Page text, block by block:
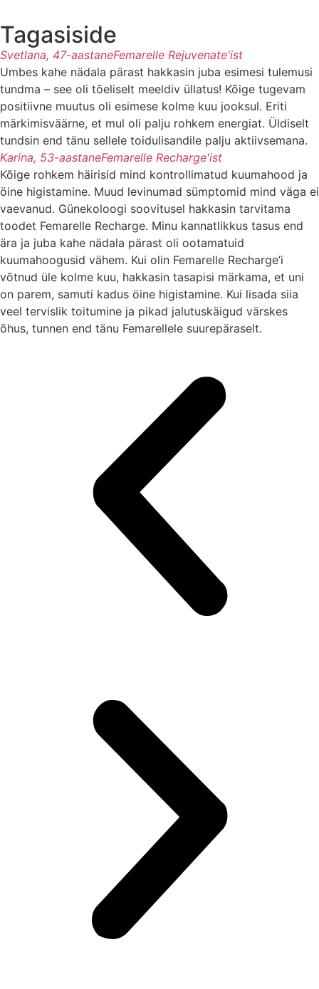
Tagasiside
Svetlana, 47-aastaneFemarelle Rejuvenate'ist
Umbes kahe nädala pärast hakkasin juba esimesi tulemusi
tundma – see oli tõeliselt meeldiv üllatus! Kõige tugevam
positiivne muutus oli esimese kolme kuu jooksul. Eriti
märkimisväärne, et mul oli palju rohkem energiat. Üldiselt
tundsin end tänu sellele toidulisandile palju aktiivsemana.
Karina, 53-aastaneFemarelle Recharge'ist
Kõige rohkem häirisid mind kontrollimatud kuumahood ja
öine higistamine. Muud levinumad sümptomid mind väga ei
vaevanud. Günekoloogi soovitusel hakkasin tarvitama
toodet Femarelle Recharge. Minu kannatlikkus tasus end
ära ja juba kahe nädala pärast oli ootamatuid
kuumahoogusid vähem. Kui olin Femarelle Recharge’i
võtnud üle kolme kuu, hakkasin tasapisi märkama, et uni
on parem, samuti kadus öine higistamine. Kui lisada siia
veel tervislik toitumine ja pikad jalutuskäigud värskes
õhus, tunnen end tänu Femarellele suurepäraselt.